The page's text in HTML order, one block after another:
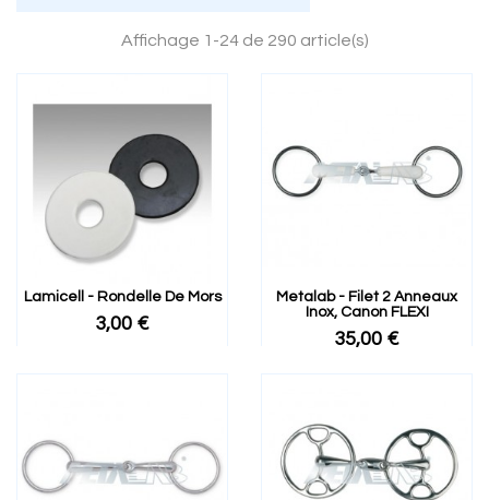
Affichage 1-24 de 290 article(s)
Lamicell - Rondelle De Mors
3,00 €
Metalab - Filet 2 Anneaux
Inox, Canon FLEXI
35,00 €